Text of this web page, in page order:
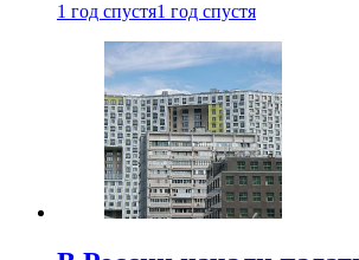
1 год спустя1 год спустя